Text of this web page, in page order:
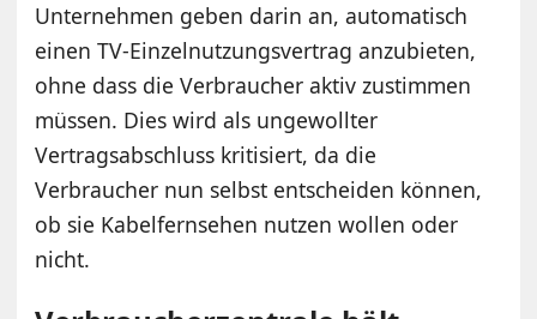
Unternehmen geben darin an, automatisch
einen TV-Einzelnutzungsvertrag anzubieten,
ohne dass die Verbraucher aktiv zustimmen
müssen. Dies wird als ungewollter
Vertragsabschluss kritisiert, da die
Verbraucher nun selbst entscheiden können,
ob sie Kabelfernsehen nutzen wollen oder
nicht.